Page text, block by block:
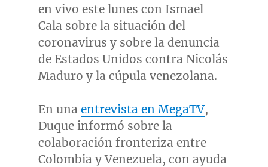
en vivo este lunes con Ismael
Cala sobre la situación del
coronavirus y sobre la denuncia
de Estados Unidos contra Nicolás
Maduro y la cúpula venezolana.
En una entrevista en MegaTV,
Duque informó sobre la
colaboración fronteriza entre
Colombia yVenezuela, con ayuda